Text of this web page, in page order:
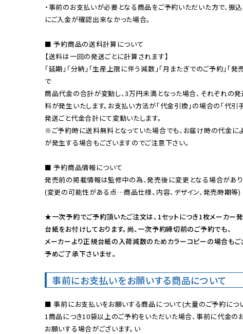
・事前のお支払いが必要となる商品をご予約いただいた方で、振
にご入金が確認出来なかった場合。
■ 予約商品の送料計算について
【送料は一回の発送ごとに計算されます】
「延期」「分納」「生産上限に伴う減数」「月またぎでのご予約」「発
で
商品代金の合計が変動し、3万円未満となった場合、それぞれの
料が発生いたします。お支払い方法が「代金引換」の場合の「代引
※ご予約時に送料無料となっていた場合でも、お届け時の代金に
が発生する場合もございますのでご注意下さい。
■ 予約商品情報について
発売前の掲載情報は監修中の為、発売後に変更となる場合があり
(変更の可能性がある点…商品仕様、内容、デザイン、発売時期等)
★一次予約でご予約頂いたご注文は、1セットにつき1枚メーカー
台紙をお付けしております。尚、一次予約締切前のご予約でも、
メーカーより正規台紙の入荷減数のためカラーコピーの場合もご
予めご了承下さいませ。
事前にお支払いをお願いする商品について
■ 事前にお支払いをお願いする商品について(大量のご予約につ
1商品につき10袋以上のご予約をいただいた場合、事前に代金の
お願いする場合がございます。い